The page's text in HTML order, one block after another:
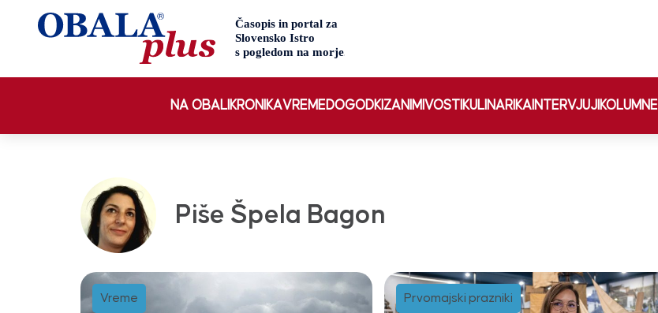
NA OBALI KRONIKAVREMEDOGODKIZANIMIVOSTI KULINARIKA INTERVJUJI KOLUMNE
Piše Špela Bagon
Vreme Prvomajski prazniki